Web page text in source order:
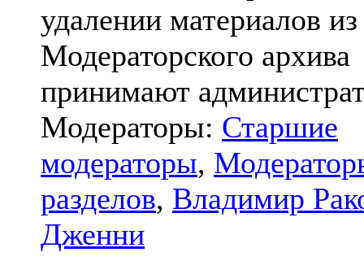
удалении материалов из
Модераторского архива
принимают
Модераторы: Старшие
модераторы,
разделов, Владимир
Дженни